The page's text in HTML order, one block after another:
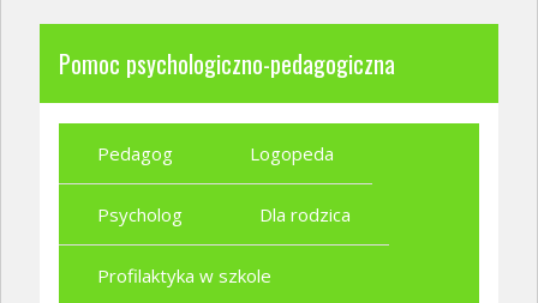
Pomoc psychologiczno-pedagogiczna
Pedagog Logopeda
Psycholog Dla rodzica
Profilaktyka w szkole